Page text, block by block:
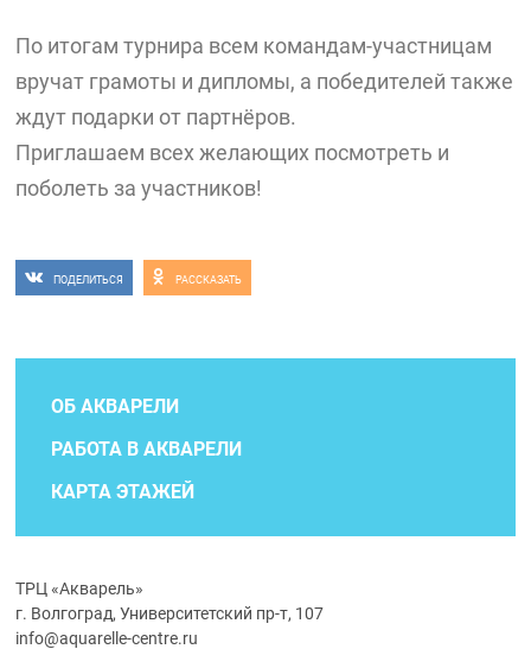
По итогам турнира всем командам-участницам
вручат грамоты и дипломы, а победителей также
ждут подарки от партнёров.
Приглашаем всех желающих посмотреть и
поболеть за участников!
ПОДЕЛИТЬСЯ РАССКАЗАТЬ
ОБ АКВАРЕЛИ
РАБОТА В АКВАРЕЛИ
КАРТА ЭТАЖЕЙ
ТРЦ «Акварель»
г. Волгоград, Университетский пр-т, 107
info@aquarelle-centre.ru